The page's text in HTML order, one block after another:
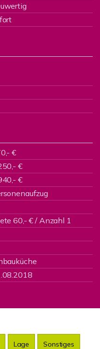
€
€
€
60,- € / Anzahl 1
Lage Sonstiges